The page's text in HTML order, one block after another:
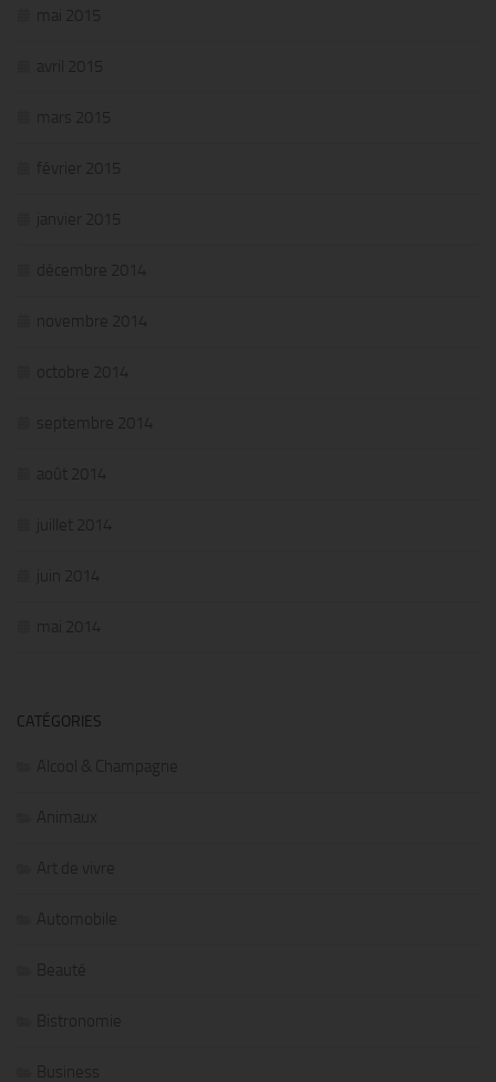
mai 2015
avril 2015
mars 2015
février 2015
janvier 2015
décembre 2014
novembre 2014
octobre 2014
septembre 2014
août 2014
juillet 2014
juin 2014
mai 2014
CATÉGORIES
Alcool & Champagne
Animaux
Art de vivre
Automobile
Beauté
Bistronomie
Business